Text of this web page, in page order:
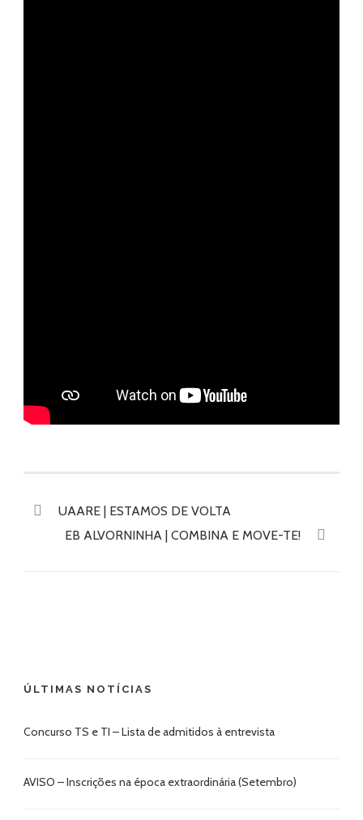
UAARE | ESTAMOS DE VOLTA
EB ALVORNINHA | COMBINA E MOVE-TE!
ÚLTIMAS NOTÍCIAS
Concurso TS e TI – Lista de admitidos à entrevista
AVISO – Inscrições na época extraordinária (Setembro)